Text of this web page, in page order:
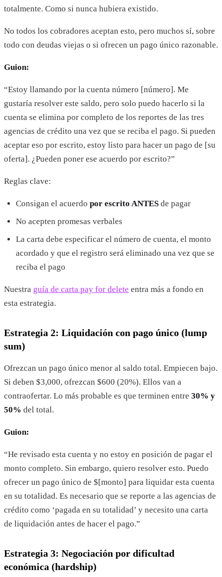
totalmente. Como si nunca hubiera existido.
No todos los cobradores aceptan esto, pero muchos sí, sobre
todo con deudas viejas o si ofrecen un pago único razonable.
Guion:
“Estoy llamando por la cuenta número [número]. Me
gustaría resolver este saldo, pero solo puedo hacerlo si la
cuenta se elimina por completo de los reportes de las tres
agencias de crédito una vez que se reciba el pago. Si pueden
aceptar eso por escrito, estoy listo para hacer un pago de [su
oferta]. ¿Pueden poner ese acuerdo por escrito?”
Reglas clave:
Consigan el acuerdo por escrito ANTES de pagar
No acepten promesas verbales
La carta debe especificar el número de cuenta, el monto
acordado y que el registro será eliminado una vez que se
reciba el pago
Nuestra guía de carta pay for delete entra más a fondo en
esta estrategia.
Estrategia 2: Liquidación con pago único (lump
sum)
Ofrezcan un pago único menor al saldo total. Empiecen bajo.
Si deben $3,000, ofrezcan $600 (20%). Ellos van a
contraofertar. Lo más probable es que terminen entre 30% y
50% del total.
Guion:
“He revisado esta cuenta y no estoy en posición de pagar el
monto completo. Sin embargo, quiero resolver esto. Puedo
ofrecer un pago único de $[monto] para liquidar esta cuenta
en su totalidad. Es necesario que se reporte a las agencias de
crédito como ‘pagada en su totalidad’ y necesito una carta
de liquidación antes de hacer el pago.”
Estrategia 3: Negociación por dificultad
económica (hardship)